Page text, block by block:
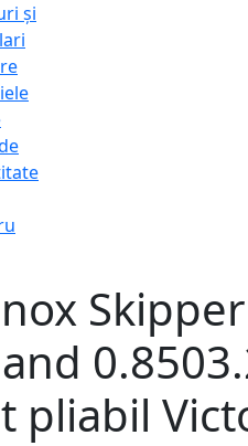
și
pliabil